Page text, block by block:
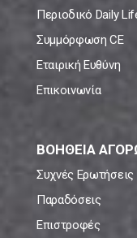
Περιοδικό Daily
Συμμόρφωση CE
Εταιρική Ευθύνη
Επικοινωνία
ΒΟΗΘΕΙΑ
Συχνές Ερωτήσεις
Παραδόσεις
Επιστροφές